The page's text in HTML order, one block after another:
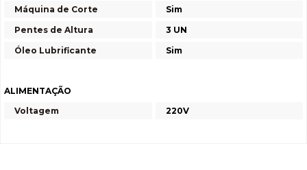
Máquina de Corte
Sim
Pentes de Altura
3 UN
Óleo Lubrificante
Sim
ALIMENTAÇÃO
Voltagem
220V